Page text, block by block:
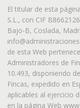
El titular de esta
S.L., con CIF
Bajo-B, Coslada,
de esta Web
Administradores de
10.493, disponiendo
Fincas, expedido en
aplicables al ejercicio
en la página Web